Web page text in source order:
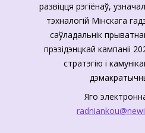
развіцця рэгіёнаў,
тэхналогій Мінскага
саўладальнік
прэзідэнцкай кампаніі
стратэгію і
Яго